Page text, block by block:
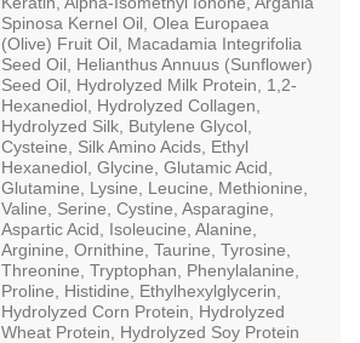
Spinosa Kernel Oil, Olea Europaea
(Olive) Fruit Oil, Macadamia Integrifolia
Seed Oil, Helianthus Annuus (Sunflower)
Seed Oil, Hydrolyzed Milk Protein, 1,2-
Hexanediol, Hydrolyzed Collagen,
Hydrolyzed Silk, Butylene Glycol,
Cysteine, Silk Amino Acids, Ethyl
Hexanediol, Glycine, Glutamic Acid,
Glutamine, Lysine, Leucine, Methionine,
Valine, Serine, Cystine, Asparagine,
Aspartic Acid, Isoleucine, Alanine,
Arginine, Ornithine, Taurine, Tyrosine,
Threonine, Tryptophan, Phenylalanine,
Proline, Histidine, Ethylhexylglycerin,
Hydrolyzed Corn Protein, Hydrolyzed
Wheat Protein, Hydrolyzed Soy Protein